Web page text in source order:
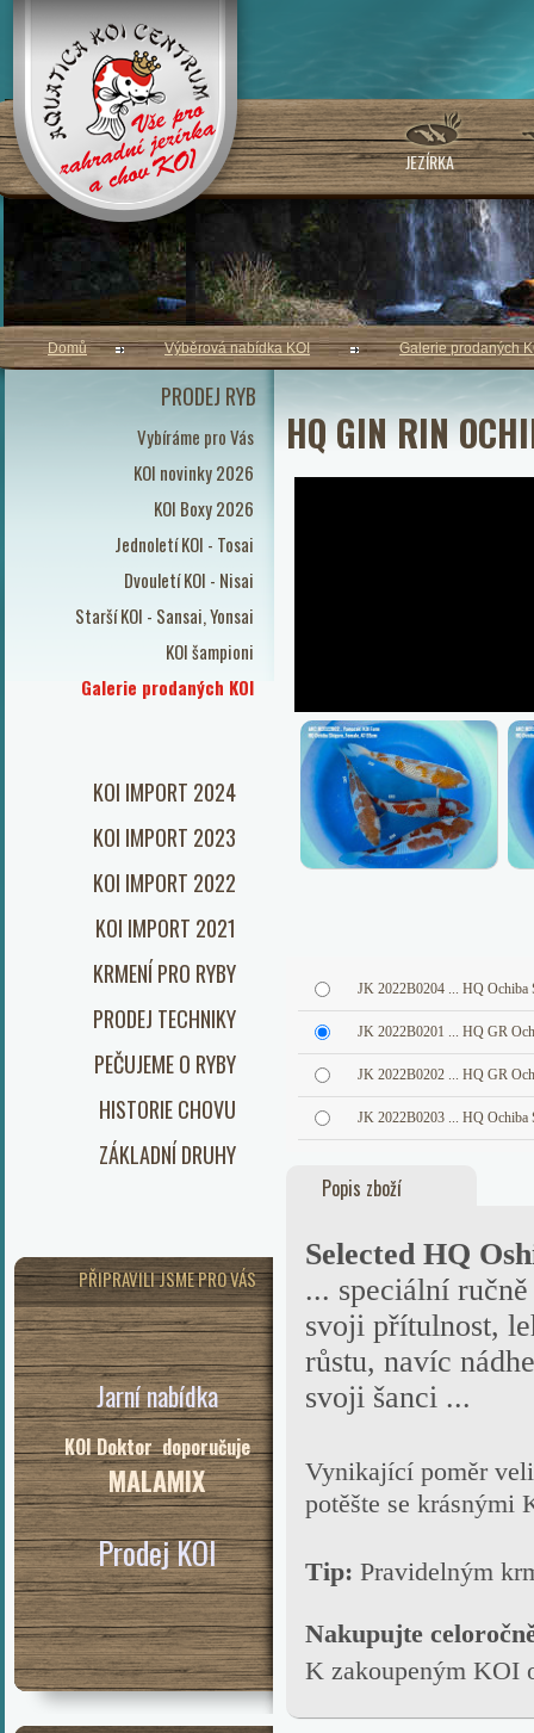
JEZÍRKA
PRODEJ RYB
Vybíráme pro Vás
KOI novinky 2026
KOI Boxy 2026
Jednoletí KOI - Tosai
Dvouletí KOI - Nisai
Starší KOI - Sansai, Yonsai
KOI šampioni
Galerie prodaných KOI
KOI IMPORT 2024
KOI IMPORT 2023
KOI IMPORT 2022
KOI IMPORT 2021
KRMENÍ PRO RYBY
PRODEJ TECHNIKY
PEČUJEME O RYBY
HISTORIE CHOVU
ZÁKLADNÍ DRUHY
PŘIPRAVILI JSME PRO VÁS
Jarní nabídka
KOI Doktor doporučuje
MALAMIX
Prodej KOI
Domů Výběrová nabídka KOI Galerie prodaných
HQ GIN RIN
JK 2022B0204 ... HQ Ochiba
JK 2022B0201 ... HQ GR
JK 2022B0202 ... HQ GR
JK 2022B0203 ... HQ Ochiba
Popis zboží
Selected HQ
... speciální
svoji přítulnost,
růstu, navíc
svoji šanci ...
Vynikající poměr
potěšte se krásnými
Tip: Pravidelným
Nakupujte
K zakoupeným KOI